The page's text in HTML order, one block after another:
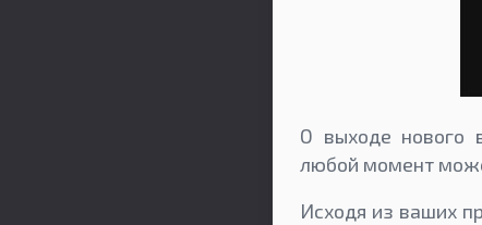
О выходе нового
любой момент
Исходя из ваших